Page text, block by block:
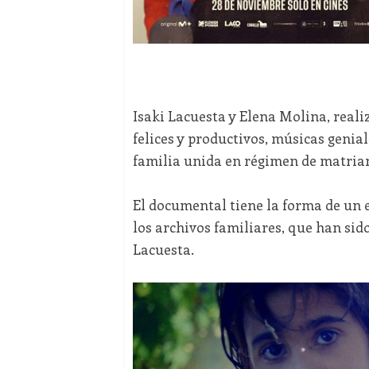
Isaki Lacuesta y Elena Molina,
felices y productivos, músicas
familia unida en régimen de
El documental tiene la forma de un
los archivos familiares, que han
Lacuesta.